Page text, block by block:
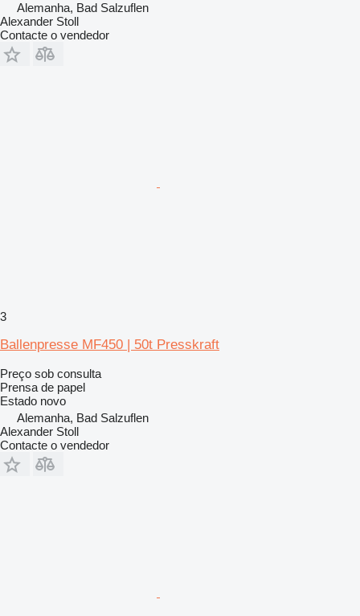
Alemanha, Bad Salzuflen
Alexander Stoll
Contacte o vendedor
3
Ballenpresse MF450 | 50t Presskraft
Preço sob consulta
Prensa de papel
Estado novo
Alemanha, Bad Salzuflen
Alexander Stoll
Contacte o vendedor